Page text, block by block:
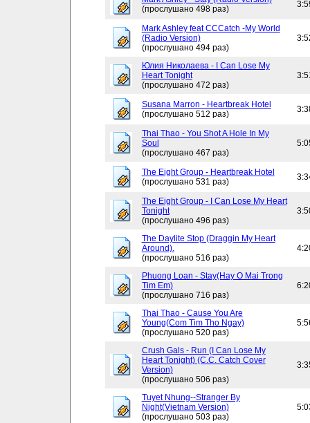
(прослушано 498 раз)
Mark Ashley feat CCCatch -My World
(Radio Version)
(прослушано 494 раз)
Юлия Николаева - I Can Lose My
Heart Tonight
(прослушано 472 раз)
Susana Marron - Heartbreak Hotel
(прослушано 512 раз)
Thai Thao - You Shot A Hole In My
Soul
(прослушано 467 раз)
The Eight Group - Heartbreak Hotel
(прослушано 531 раз)
The Eight Group - I Can Lose My Heart
Tonight
(прослушано 496 раз)
The Daylite Stop (Draggin My Heart
Around).
(прослушано 516 раз)
Phuong Loan - Stay(Hay O Mai Trong
Tim Em)
(прослушано 716 раз)
Thai Thao - Cause You Are
Young(Com Tim Tho Ngay)
(прослушано 520 раз)
Crush Gals - Run (I Can Lose My
Heart Tonight) (C.C. Catch Cover
Version)
(прослушано 506 раз)
Tuyet Nhung--Stranger By
Night(Vietnam Version)
(прослушано 503 раз)